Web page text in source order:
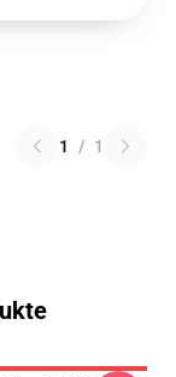
1 / 1